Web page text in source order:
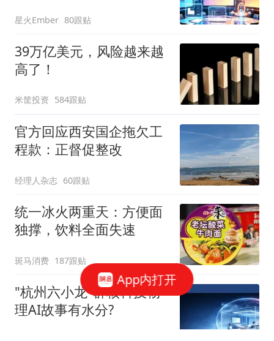
星火Ember 80跟贴
39万亿美元，风险越来越
高了！
米筐投资 584跟贴
官方回应西安国企拖欠工
程款：正督促整改
经理人杂志 60跟贴
统一冰火两重天：方便面
独撑，饮料全面失速
斑马消费 187跟贴
"杭州六小龙"群核科技物
理AI故事有水分?
App内打开